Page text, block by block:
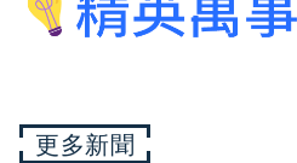
更多新聞